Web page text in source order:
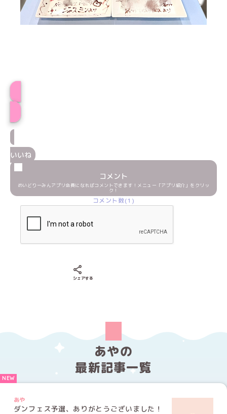
いいね
コメント
めいどりーみんアプリ会員になればコメントできます！メニュー「アプリ紹介」をクリッ
ク！
コメント数(1)
シェアする
あやの
最新記事一覧
あや
ダンフェス予選、ありがとうございました！